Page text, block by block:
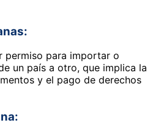
permiso para importar o
un país a otro, que implica la
y el pago de derechos